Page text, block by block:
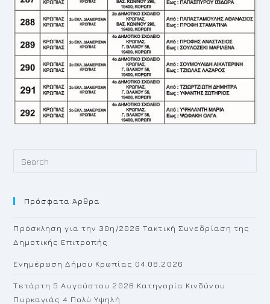
Πρόσφατα Άρθρα
Πρόσκληση για την 30η/2026 Τακτική Συνεδρίαση της
Δημοτικής Επιτροπής
Ενημέρωση Δήμου Κρωπίας 04.08.2026
Τετάρτη 5 Αυγούστου 2026 Κατηγορία Κινδύνου
Πυρκαγιάς 4 Πολύ Υψηλή